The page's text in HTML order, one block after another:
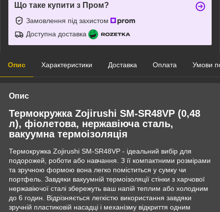
Що таке купити з Пром?
Замовлення під захистом
Доступна доставка
Опис Характеристики Доставка Оплата Умови
Опис
Термокружка Zojirushi SM-SR48VP (0,48
л), фіолетова, нержавіюча сталь,
вакуумна термоізоляція
Термокружка Zojirushi SM-SR48VP - ідеальний вибір для
подорожей, роботи або навчання. З її компактними розмірами
та зручною формою вона легко поміститься у сумку чи
портфель. Завдяки вакуумній термоізоляції стінки з харчової
нержавіючої сталі збережуть ваш напій теплим або холодним
до 6 годин. Відрізняється легкістю використання завдяки
зручній пластиковій насадці і механізму відкриття одним